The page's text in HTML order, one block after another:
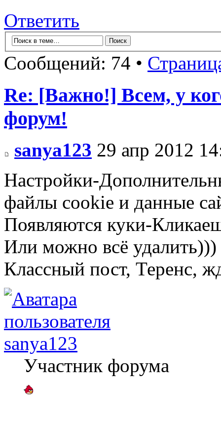
Ответить
Сообщений: 74 •
Re: [Важно!] Всем, у
форум!
sanya123 29 апр 2012
Настройки-
файлы cookie и данные
Появляются куки-
Или можно всё удалить)))
Классный пост, Теренс,
sanya123
Участник форума